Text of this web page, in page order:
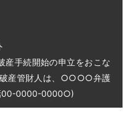
手続開始の申立をおこな
破産管財人は、○○○○弁護
0000-0000○)